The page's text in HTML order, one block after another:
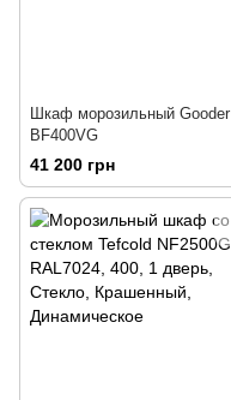
Шкаф морозильный Gooder
BF400VG
41 200 грн